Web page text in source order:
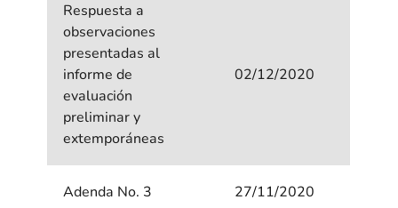
Respuesta a
observaciones
presentadas al
informe de
evaluación
preliminar y
extemporáneas
02/12/2020
Adenda No. 3 27/11/2020